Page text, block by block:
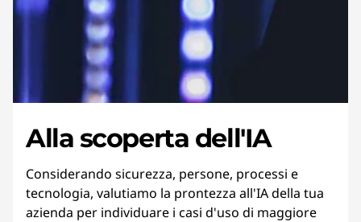
Alla scoperta dell'IA
Considerando sicurezza, persone, processi e
tecnologia, valutiamo la prontezza all'IA della tua
azienda per individuare i casi d'uso di maggiore